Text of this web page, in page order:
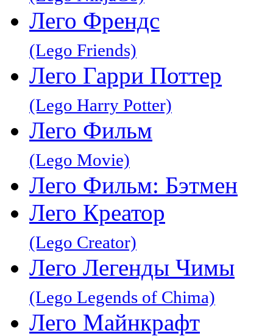
Лего Френдс
(Lego Friends)
Лего Гарри Поттер
(Lego Harry Potter)
Лего Фильм
(Lego Movie)
Лего Фильм: Бэтмен
Лего Креатор
(Lego Creator)
Лего Легенды Чимы
(Lego Legends of Chima)
Лего Майнкрафт